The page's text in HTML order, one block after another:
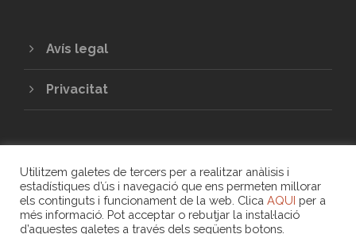
Avís legal
Privacitat
COPYRIGHT 2020 - UNIÓ DE COOPERATIVES
Utilitzem galetes de tercers per a realitzar anàlisis i
estadístiques d’ús i navegació que ens permeten millorar
els continguts i funcionament de la web. Clica AQUI per a
més informació. Pot acceptar o rebutjar la instal·lació
d’aquestes galetes a través dels següents botons.